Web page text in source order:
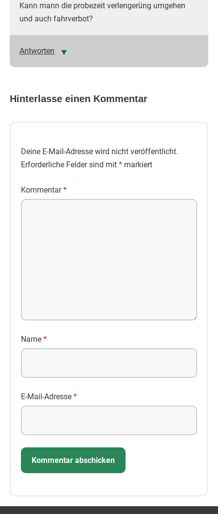
Kann mann die probezeit verlengerüng umgehen
und auch fahrverbot?
Antworten
Hinterlasse einen Kommentar
Deine E-Mail-Adresse wird nicht veröffentlicht.
Erforderliche Felder sind mit * markiert
Kommentar*
Name *
E-Mail-Adresse *